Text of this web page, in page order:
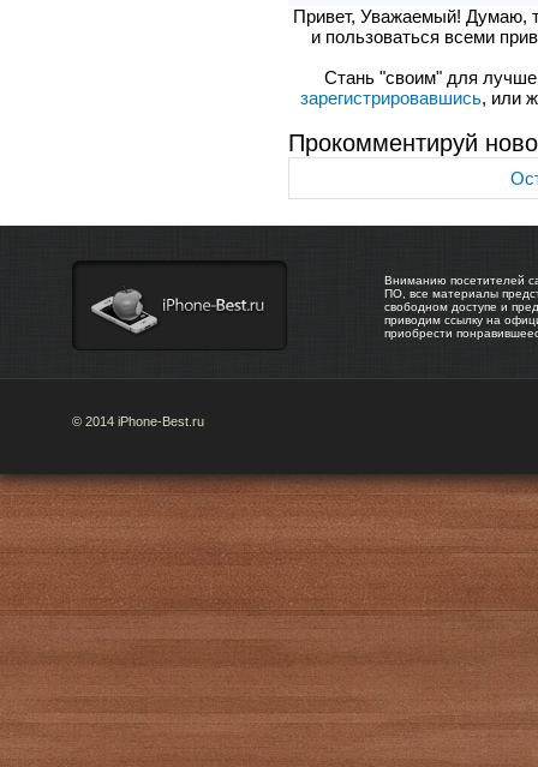
Привет, Уважаемый! Думаю,
и пользоваться всеми
Стань "своим" для
зарегистрировавшись, или
Прокомментируй
Вниманию посетителей
ПО, все материалы
свободном доступе и
приводим ссылку на
приобрести
© 2014 iPhone-Best.ru